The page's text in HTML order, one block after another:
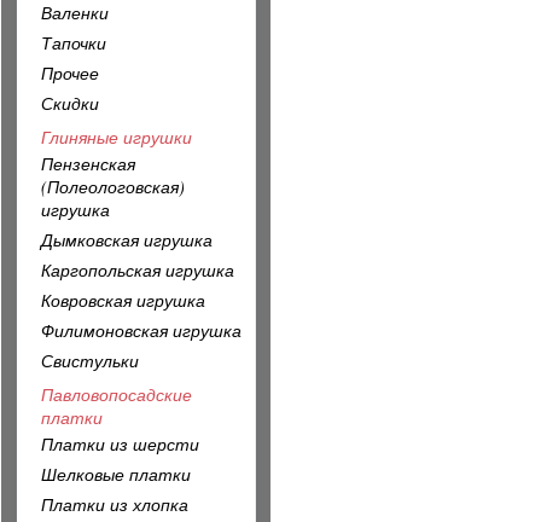
Валенки
Тапочки
Прочее
Скидки
Глиняные игрушки
Пензенская
(Полеологовская)
игрушка
Дымковская игрушка
Каргопольская игрушка
Ковровская игрушка
Филимоновская игрушка
Свистульки
Павловопосадские
платки
Платки из шерсти
Шелковые платки
Платки из хлопка